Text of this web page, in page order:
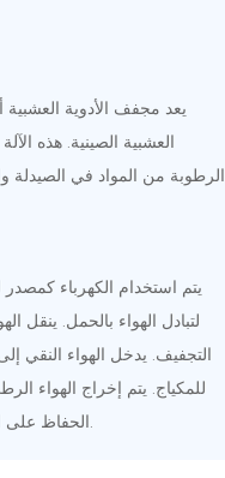
يعد مجفف الأدوية
العشبية الصينية. هذه
الرطوبة من المواد في الصيدلة
يتم استخدام الكهرباء
لتبادل الهواء بالحمل. ينقل
التجفيف. يدخل الهواء النقي
للمكياج. يتم إخراج الهواء